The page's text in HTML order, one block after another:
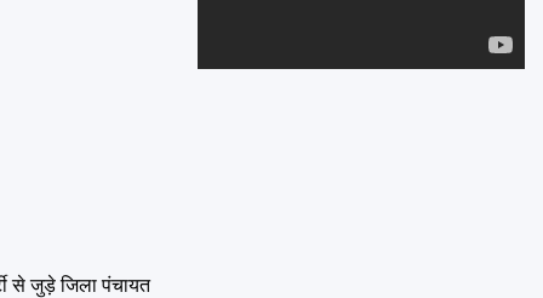
से जुड़े जिला पंचायत